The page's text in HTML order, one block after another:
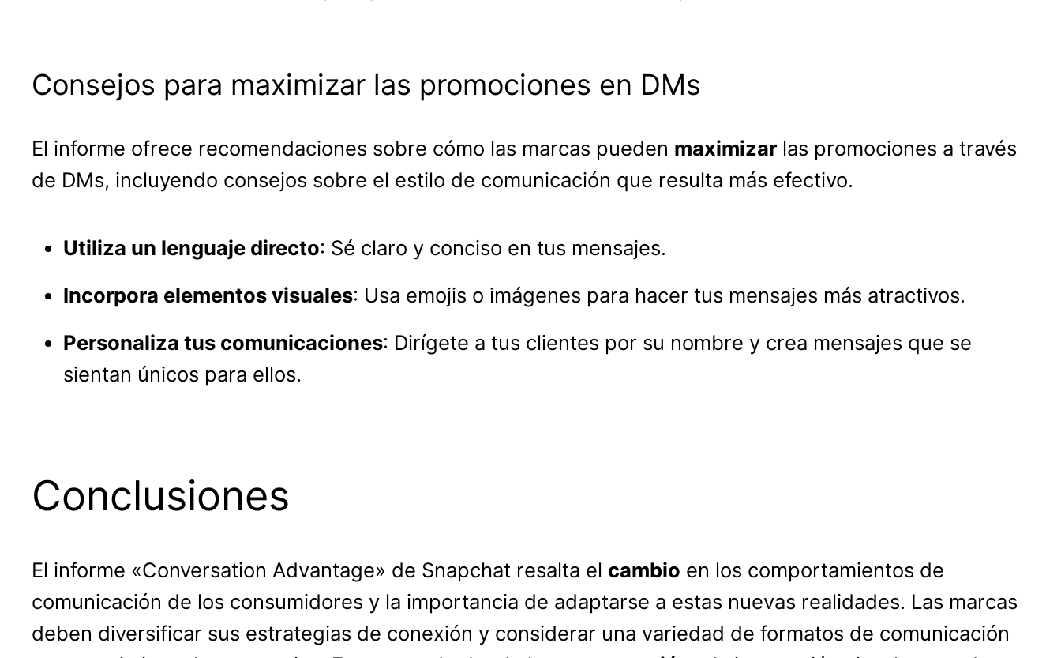
Consejos para maximizar las promociones en DMs
El informe ofrece recomendaciones sobre cómo las marcas pueden maximizar las promociones a través
de DMs, incluyendo consejos sobre el estilo de comunicación que resulta más efectivo.
Utiliza un lenguaje directo: Sé claro y conciso en tus mensajes.
Incorpora elementos visuales: Usa emojis o imágenes para hacer tus mensajes más atractivos.
Personaliza tus comunicaciones: Dirígete a tus clientes por su nombre y crea mensajes que se
sientan únicos para ellos.
Conclusiones
El informe «Conversation Advantage» de Snapchat resalta el cambio en los comportamientos de
comunicación de los consumidores y la importancia de adaptarse a estas nuevas realidades. Las marcas
deben diversificar sus estrategias de conexión y considerar una variedad de formatos de comunicación